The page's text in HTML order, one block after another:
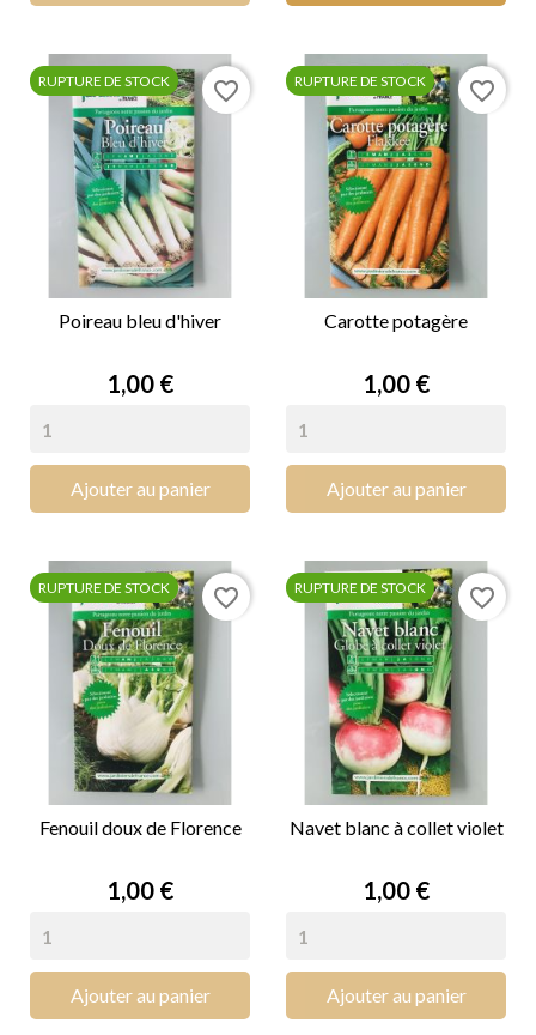
Poireau bleu d'hiver
Prix
1,00 €
Ajouter au panier
RUPTURE DE STOCK favorite_border
Carotte potagère
Prix
1,00 €
Ajouter au panier
RUPTURE DE STOCK favorite_border
Fenouil doux de Florence
Prix
1,00 €
Ajouter au panier
RUPTURE DE STOCK favorite_border
Navet blanc à collet violet
Prix
1,00 €
Ajouter au panier
RUPTURE DE STOCK favorite_border